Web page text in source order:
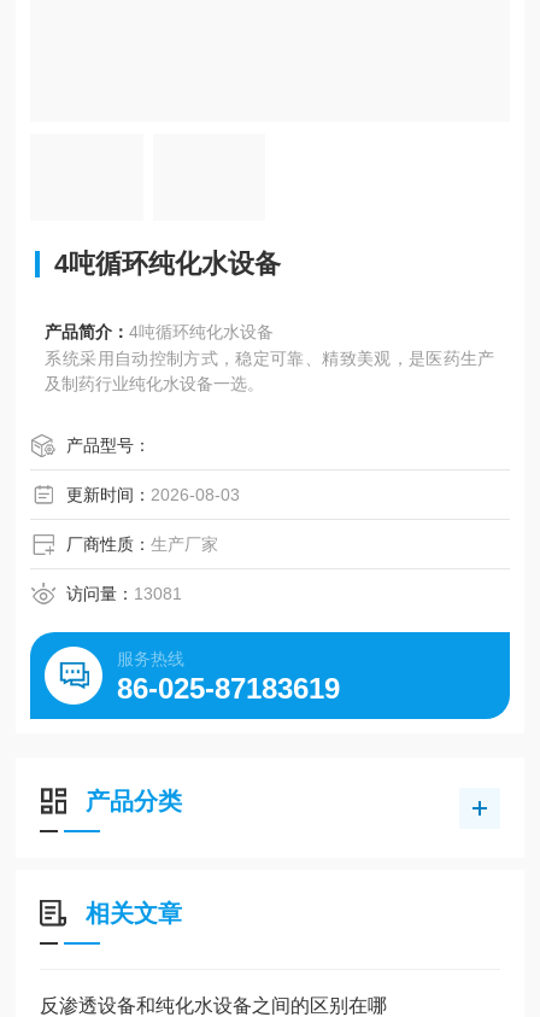
4吨循环纯化水设备
产品简介：4吨循环纯化水设备
系统采用自动控制方式，稳定可靠、精致美观，是医药生产
及制药行业纯化水设备一选。
产品型号：
更新时间： 2026-08-03
厂商性质：生产厂家
访问量： 13081
服务热线
86-025-87183619
产品分类
相关文章
反渗透设备和纯化水设备之间的区别在哪